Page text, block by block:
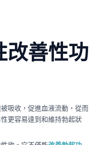
改善性功
吸收，促進血液流動，從而
更容易達到和維持勃起狀